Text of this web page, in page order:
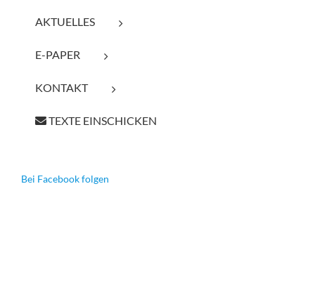
AKTUELLES
E-PAPER
KONTAKT
TEXTE EINSCHICKEN
Bei Facebook folgen